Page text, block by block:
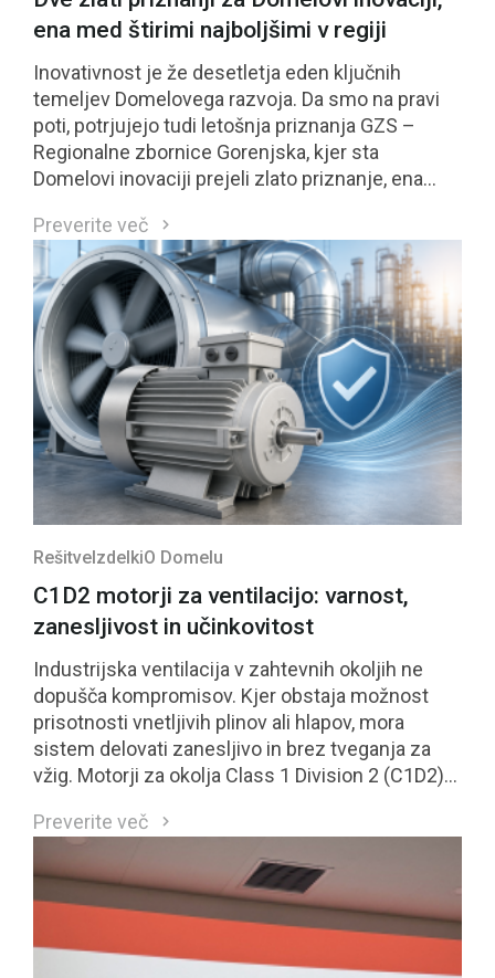
ena med štirimi najboljšimi v regiji
Inovativnost je že desetletja eden ključnih
temeljev Domelovega razvoja. Da smo na pravi
poti, potrjujejo tudi letošnja priznanja GZS –
Regionalne zbornice Gorenjska, kjer sta
Domelovi inovaciji prejeli zlato priznanje, ena
ocenjene inovacije regije in bo kandidirala tudi za
nacionalno priznanje GZS.
Preverite več
Rešitve IzdelkiO Domelu
C1D2 motorji za ventilacijo: varnost,
zanesljivost in učinkovitost
Industrijska ventilacija v zahtevnih okoljih ne
dopušča kompromisov. Kjer obstaja možnost
prisotnosti vnetljivih plinov ali hlapov, mora
sistem delovati zanesljivo in brez tveganja za
vžig. Motorji za okolja Class 1 Division 2 (C1D2)
Preverite več